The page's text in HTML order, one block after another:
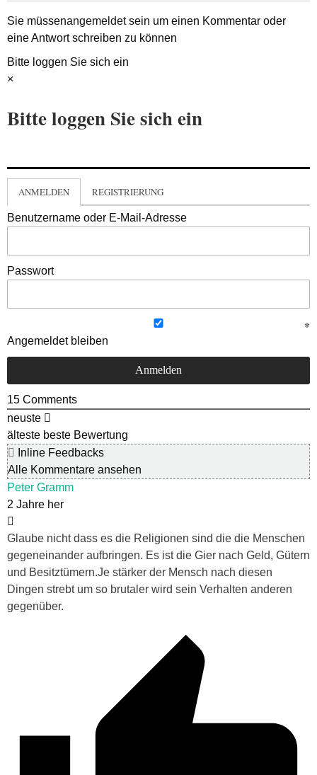
Sie müssenangemeldetsein um einen Kommentar oder
eine Antwort schreiben zu können
Bitte loggen Sie sich ein
×
Bitte loggen Sie sich ein
ANMELDEN REGISTRIERUNG
Benutzername oder E-Mail-Adresse
Passwort
Angemeldet bleiben
15 Comments
neuste
älteste beste Bewertung
Inline Feedbacks
Alle Kommentare ansehen
Peter Gramm
2 Jahre her
Glaube nicht dass es die Religionen sind die die Menschen
gegeneinander aufbringen. Es ist die Gier nach Geld, Gütern
und Besitztümern.Je stärker der Mensch nach diesen
Dingen strebt um so brutaler wird sein Verhalten anderen
gegenüber.